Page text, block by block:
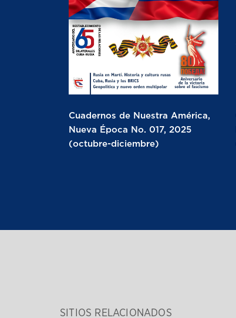
Cuadernos de Nuestra América,
Nueva Época No. 017, 2025
(octubre-diciembre)
SITIOS RELACIONADOS